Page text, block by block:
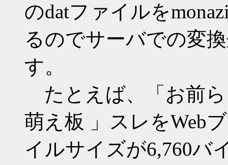
のdatファイルを
るのでサーバでの変
す。
たとえば、「お前ら
萌え板 」スレをWeb
イルサイズが6,760バ